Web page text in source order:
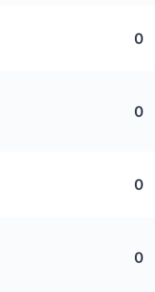
0
0
0
0